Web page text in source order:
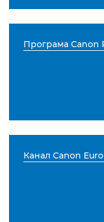
Програма Canon
Канал Canon